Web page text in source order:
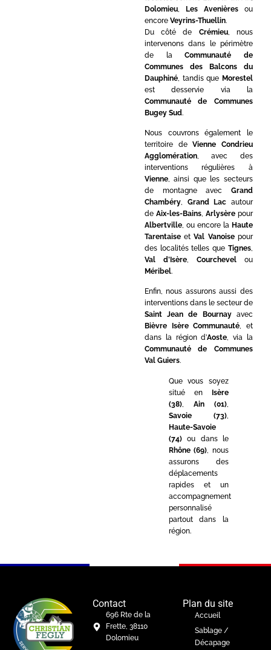
Dolomieu, Les Avenièresou
encore Veyrins-Thuellin.
Du côté de Crémieu, nous
intervenons dans le périmètre
de laCommunauté de
Communes des Balcons du
Dauphiné, tandis que Morestel
est desservie via la
Communauté de Communes
Bugey Sud.
Nous couvrons également le
territoire deVienne Condrieu
Agglomération, avec des
interventions régulières à
Vienne, ainsi que les secteurs
de montagne avec Grand
Chambéry, Grand Lac autour
de Aix-les-Bains, Arlysèrepour
Albertville, ou encore la Haute
TarentaiseetVal Vanoisepour
des localités telles que Tignes,
Val d’Isère, Courchevelou
Méribel.
Enfin, nous assurons aussi des
interventions dans le secteur de
Saint Jean de Bournayavec
Bièvre Isère Communauté, et
dans la région d’Aoste, via la
Communauté de Communes
Val Guiers.
Que vous soyez
situé en Isère
(38), Ain (01)
Savoie (73)
Haute-Savoie
(74)ou dans le
Rhône (69) , nous
assurons des
déplacements
rapides et un
accompagnement
personnalisé
partout dans la
région.
Contact
696 Rte de la
Frette, 38110
Dolomieu
Plan du site
Accueil
Sablage /
Décapage